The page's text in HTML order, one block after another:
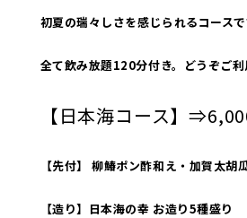
初夏の瑞々しさを感じられるコースで
全て飲み放題120分付き。どうぞご利
【日本海コース】
【先付】 柳鰆ポン酢和え・加賀太胡
【造り】日本海の幸 お造り5種盛り